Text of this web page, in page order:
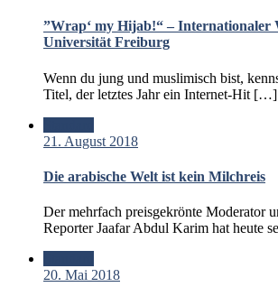
”Wrap‘ my Hijab!“ – Internationaler
Universität Freiburg
Wenn du jung und muslimisch bist,
Titel, der letztes Jahr ein Internet-Hit […]
21. August 2018
Die arabische Welt ist kein Milchreis
Der mehrfach preisgekrönte Moderator
Reporter Jaafar Abdul Karim hat heute
20. Mai 2018